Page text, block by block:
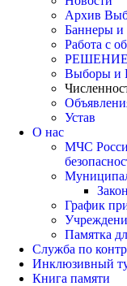
Архив
Баннеры и
Работа с
РЕШЕНИЕ
Выборы и
Устав
О нас
МЧС
График
Памятка
Служба по
Инклюзивный
Книга памяти